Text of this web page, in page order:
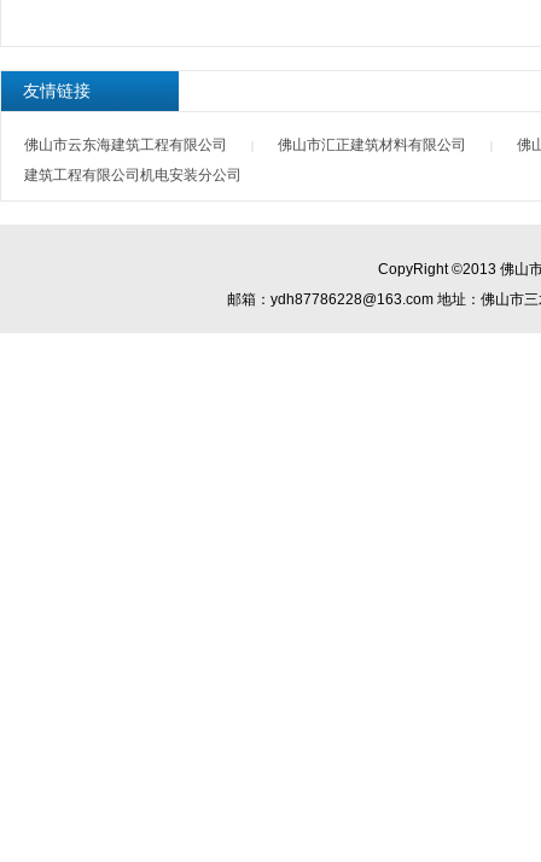
友情链接
佛山市云东海建筑工程有限公司 佛山市汇正建筑材料有限公司
佛
建筑工程有限公司机电安装分公司
CopyRight ©2013 佛山
邮箱： ydh87786228@163.com 地址：佛山市